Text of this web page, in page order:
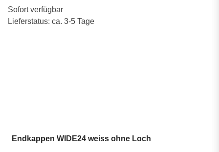
Sofort verfügbar
Lieferstatus: ca. 3-5 Tage
Endkappen WIDE24 weiss ohne Loch